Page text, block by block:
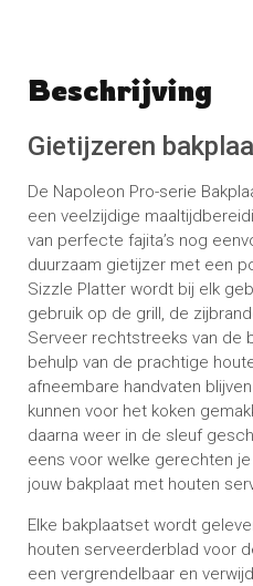
Beschrijving
Gietijzeren
De Napoleon Pro-serie
een veelzijdige
van perfecte fajita’s nog
duurzaam gietijzer met een
Sizzle Platter wordt bij elk
gebruik op de grill, de
Serveer rechtstreeks van de
behulp van de prachtige
afneembare handvaten
kunnen voor het koken
daarna weer in de sleuf
eens voor welke gerechten
jouw bakplaat met houten
Elke bakplaatset wordt
houten serveerderblad voor
een vergrendelbaar en
No reviews found